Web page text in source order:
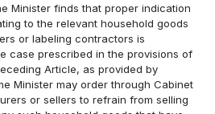
Minister finds that proper indication
to the relevant household goods
or labeling contractors is
case prescribed in the provisions of
Article, as provided by
Minister may order through Cabinet
or sellers to refrain from selling